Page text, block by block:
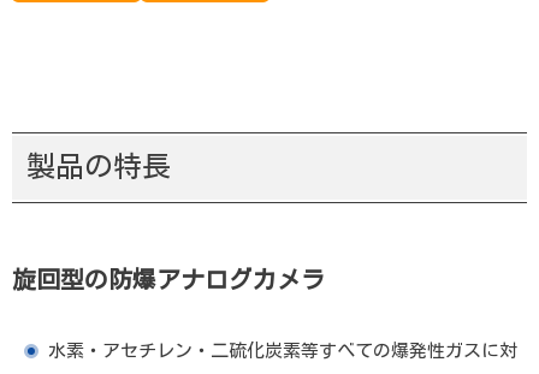
製品の特長
旋回型の防爆アナログカメラ
水素・アセチレン・二硫化炭素等すべての爆発性ガスに対